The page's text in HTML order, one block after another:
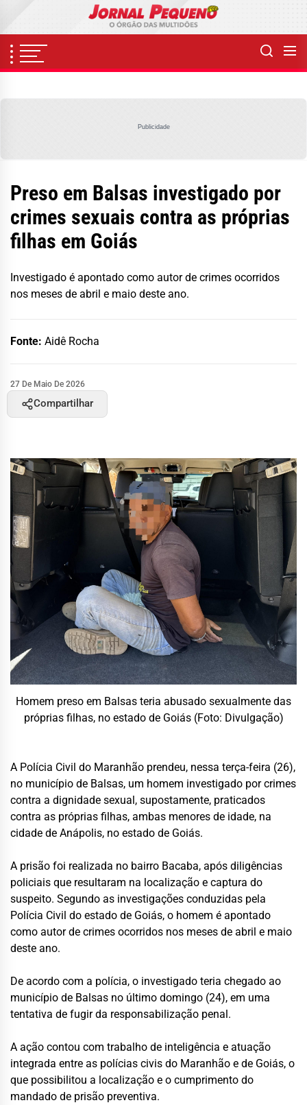
content
Publicidade
Preso em Balsas investigado por
crimes sexuais contra as próprias
filhas em Goiás
Investigado é apontado como autor de crimes ocorridos
nos meses de abril e maio deste ano.
Fonte: Aidê Rocha
27 De Maio De 2026
Compartilhar
Homem preso em Balsas teria abusado sexualmente das
próprias filhas, no estado de Goiás (Foto: Divulgação)
A Polícia Civil do Maranhão prendeu, nessa terça-feira (26),
no município de Balsas, um homem investigado por crimes
contra a dignidade sexual, supostamente, praticados
contra as próprias filhas, ambas menores de idade, na
cidade de Anápolis, no estado de Goiás.
A prisão foi realizada no bairro Bacaba, após diligências
policiais que resultaram na localização e captura do
suspeito. Segundo as investigações conduzidas pela
Polícia Civil do estado de Goiás, o homem é apontado
como autor de crimes ocorridos nos meses de abril e maio
deste ano.
De acordo com a polícia, o investigado teria chegado ao
município de Balsas no último domingo (24), em uma
tentativa de fugir da responsabilização penal.
A ação contou com trabalho de inteligência e atuação
integrada entre as polícias civis do Maranhão e de Goiás, o
que possibilitou a localização e o cumprimento do
mandado de prisão preventiva.